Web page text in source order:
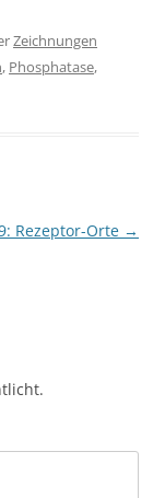
Zeichnungen
, Phosphatase,
Rezeptor-Orte →